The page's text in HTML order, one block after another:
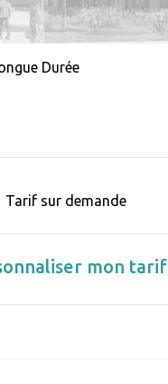
Durée
Tarif sur demande
mon tarif